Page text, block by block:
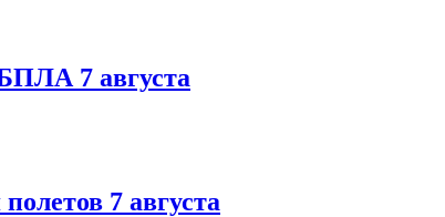
7 августа
7 августа